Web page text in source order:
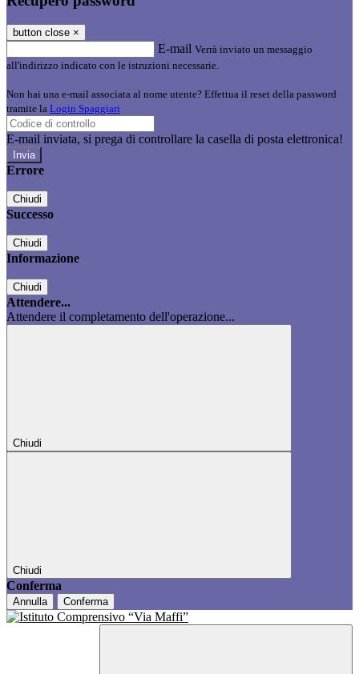
button close ×
E-mail Verrà inviato un messaggio
all'indirizzo indicato con le istruzioni necessarie.
Non hai una e-mail associata al nome utente? Effettua il reset della password
tramite la Login Spaggiari
E-mail inviata, si prega di controllare la casella di posta elettronica!
Errore
Chiudi
Successo
Chiudi
Informazione
Chiudi
Attendere...
Attendere il completamento dell'operazione...
Chiudi
Chiudi
Conferma
Annulla Conferma